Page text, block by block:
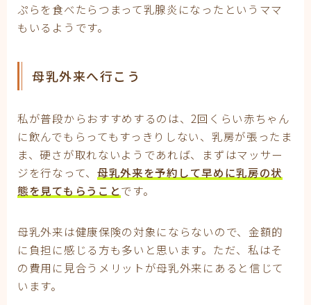
ぷらを食べたらつまって乳腺炎になったというママ
もいるようです。
母乳外来へ行こう
私が普段からおすすめするのは、2回くらい赤ちゃん
に飲んでもらってもすっきりしない、乳房が張ったま
ま、硬さが取れないようであれば、まずはマッサー
ジを行なって、 母乳外来を予約して早めに乳房の状
態を見てもらうことです。
母乳外来は健康保険の対象にならないので、金額的
に負担に感じる方も多いと思います。ただ、私はそ
の費用に見合うメリットが母乳外来にあると信じて
います。